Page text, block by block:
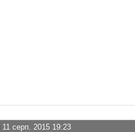
11 серп. 2015 19:23